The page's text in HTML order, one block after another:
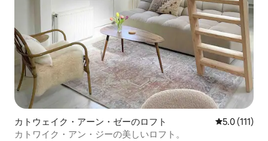
カトウェイク・アーン・ゼーのロフト レビュー111
5.0 (111)
カトワイク・アン・ジーの美しいロフト。